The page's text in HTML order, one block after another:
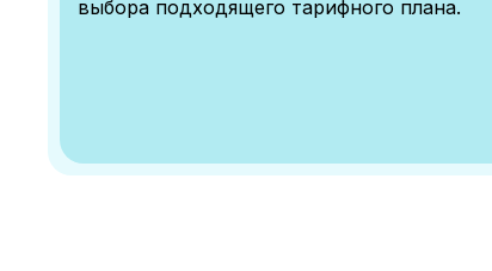
выбора подходящего тарифного плана.